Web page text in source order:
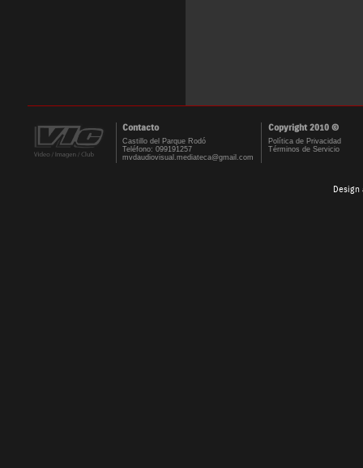
Contacto Copyright 2010 ©
Castillo del Parque Rodó
Teléfono: 099191257
mvdaudiovisual.mediateca@gmail.com
Política de Privacidad
Términos de Servicio